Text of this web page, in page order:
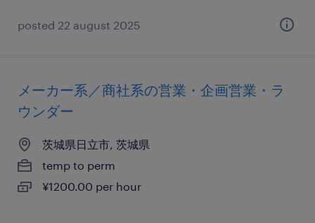
posted 22 august 2025
メーカー系／商社系の営業・企画営業・ラ
ウンダー
茨城県日立市, 茨城県
temp to perm
¥1200.00 per hour